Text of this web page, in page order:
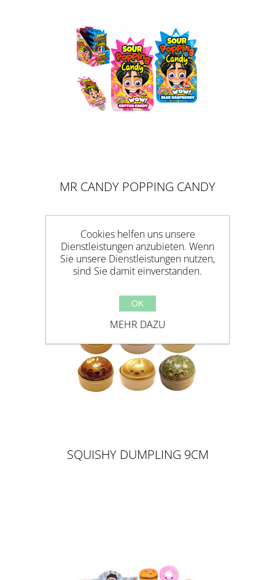
MR CANDY POPPING CANDY
KNALLZUCKER
SQUISHY DUMPLING 9CM
Cookies helfen uns unsere
Dienstleistungen anzubieten. Wenn
Sie unsere Dienstleistungen nutzen,
sind Sie damit einverstanden.
OK
MEHR DAZU